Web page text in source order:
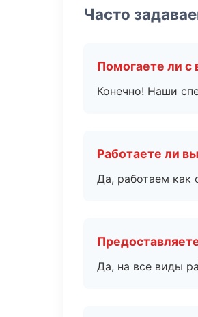
Часто
Помогаете ли
Конечно! Наши
Работаете ли
Да, работаем как
Да, на все виды